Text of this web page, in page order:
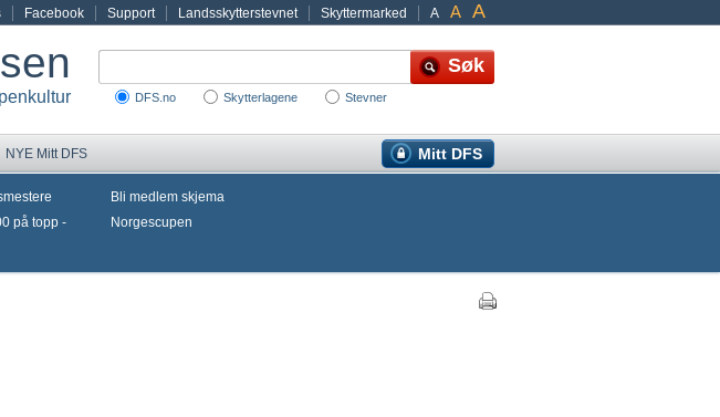
A A A
Facebook Support Landsskytterstevnet Skyttermarked
DFS.no Skytterlagene Stevner
Mitt DFS
NYE Mitt DFS
på topp -
Bli medlem skjema
Norgescupen